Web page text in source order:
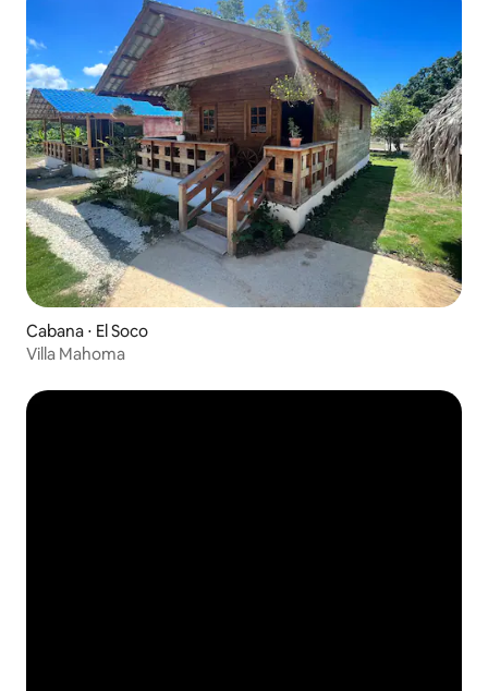
Cabana ⋅ El Soco
Villa Mahoma